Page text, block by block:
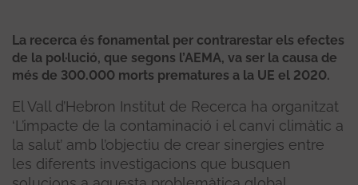
La recerca és fonamental per contrarestar els efectes
de la pol·lució, que segons l’AEMA, va ser la causa de
més de 300.000 morts prematures a la UE el 2020.
El Vall d’Hebron Institut de Recerca ha organitzat
‘L’impacte de la contaminació i el canvi climàtic a
la salut’ amb l’objectiu de crear sinergies entre
les diferents investigacions que busquen